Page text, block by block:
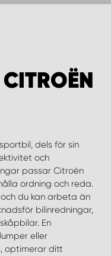
dels för sin
och
passar Citroën
ordning och reda.
du kan arbeta än
bilinredningar,
En
eller
optimerar ditt